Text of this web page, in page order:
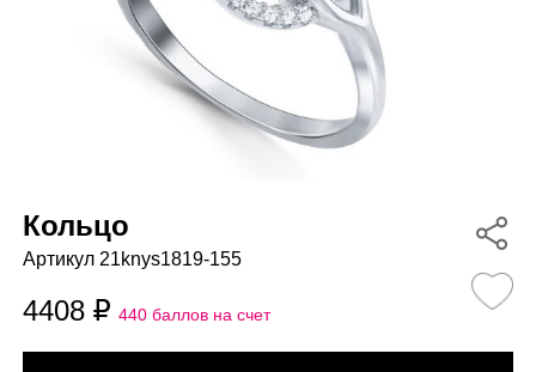
Кольцо
Артикул 21knys1819-155
4408 440 баллов на счет